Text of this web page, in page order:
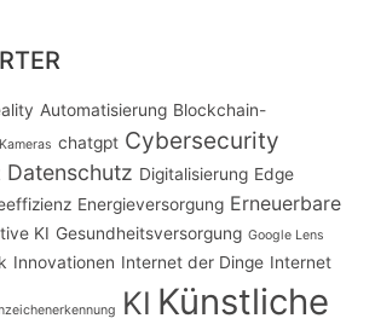
Automatisierung Blockchain-
chatgpt Cybersecurity
Datenschutz Digitalisierung Edge
Energieversorgung Erneuerbare
KI Gesundheitsversorgung Google Lens
Innovationen Internet der Dinge Internet
KI Künstliche